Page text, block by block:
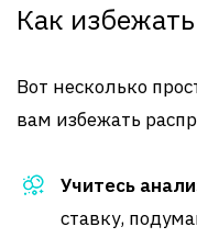
Как
Вот несколько
вам избежать
Учитесь
ставку,